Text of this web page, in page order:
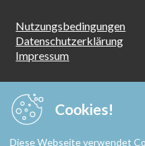
Nutzungsbedingungen
Datenschutzerklärung
Impressum
18 Jahren
Spielen mit
Cookies!
Diese Webseite verwendet